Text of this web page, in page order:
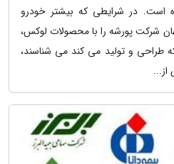
است. در شرایطی که بیشتر خودرو
شرکت پورشه را با محصولات لوکس،
طراحی و تولید می کند می شناسند،